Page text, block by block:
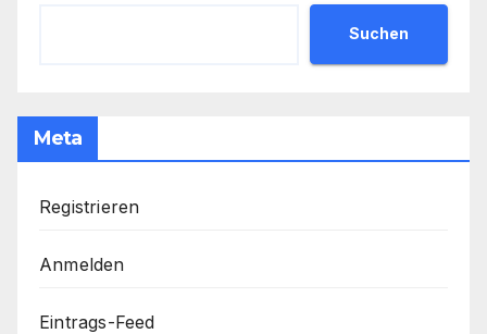
Suchen
Meta
Registrieren
Anmelden
Eintrags-Feed